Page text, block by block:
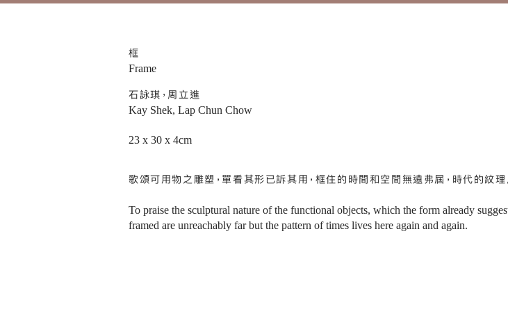
框
Frame
石詠琪，周立進
Kay Shek, Lap Chun Chow
23 x 30 x 4cm
歌頌可用物之雕塑，單看其形已訴其用，框住的時間和空間無遠弗屆，時代的紋理
To praise the sculptural nature of the functional objects, which the form already
framed are unreachably far but the pattern of times lives here again and again.